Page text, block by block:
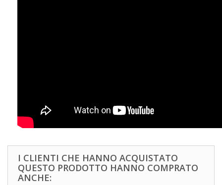
I CLIENTI CHE HANNO ACQUISTATO
QUESTO PRODOTTO HANNO COMPRATO
ANCHE: